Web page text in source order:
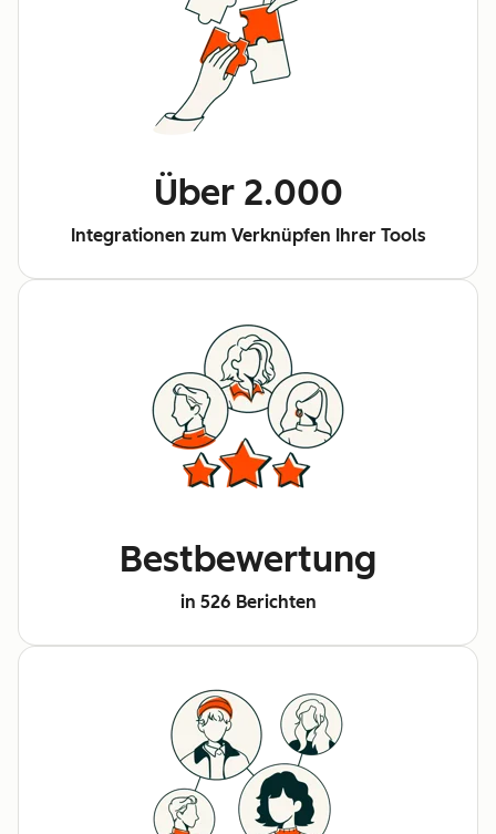
Über 2.000
Integrationen zum Verknüpfen Ihrer Tools
Bestbewertung
in 526 Berichten